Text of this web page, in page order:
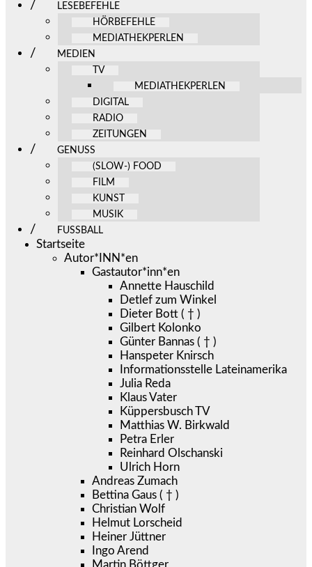
LESEBEFEHLE
HÖRBEFEHLE
MEDIATHEKPERLEN
MEDIEN
TV
MEDIATHEKPERLEN
DIGITAL
RADIO
ZEITUNGEN
GENUSS
(SLOW-) FOOD
FILM
KUNST
MUSIK
FUSSBALL
Startseite
Autor*INN*en
Gastautor*inn*en
Annette Hauschild
Detlef zum Winkel
Dieter Bott ( † )
Gilbert Kolonko
Günter Bannas ( † )
Hanspeter Knirsch
Informationsstelle Lateinamerika
Julia Reda
Klaus Vater
Küppersbusch TV
Matthias W. Birkwald
Petra Erler
Reinhard Olschanski
Ulrich Horn
Andreas Zumach
Bettina Gaus ( † )
Christian Wolf
Helmut Lorscheid
Heiner Jüttner
Ingo Arend
Martin Böttger